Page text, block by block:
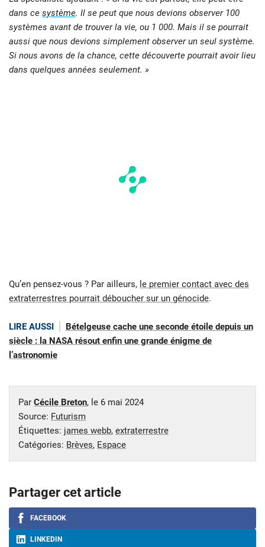
dans ce système. Il se peut que nous devions observer 100
systèmes avant de trouver la vie, ou 1 000. Mais il se pourrait
aussi que nous devions simplement observer un seul système.
Si nous avons de la chance, cette découverte pourrait avoir lieu
dans quelques années seulement. »
Qu’en pensez-vous ? Par ailleurs, le premier contact avec des
extraterrestres pourrait déboucher sur un génocide.
LIRE AUSSI
Bételgeuse cache une seconde étoile depuis un
siècle : la NASA résout enfin une grande énigme de
l’astronomie
Par Cécile Breton, le 6 mai 2024
Source: Futurism
Étiquettes: james webb, extraterrestre
Catégories: Brèves, Espace
Partager cet article
FACEBOOK
LINKEDIN